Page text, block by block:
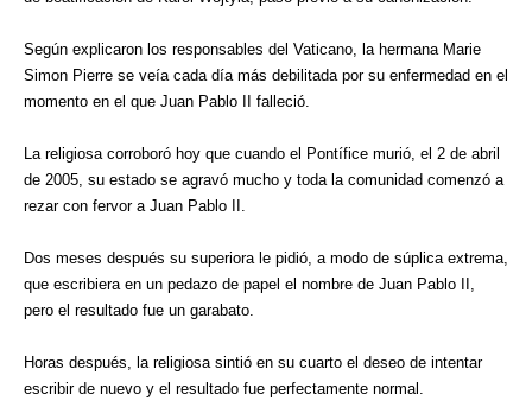
Según explicaron los responsables del Vaticano, la hermana Marie
Simon Pierre se veía cada día más debilitada por su enfermedad en el
momento en el que Juan Pablo II falleció.
La religiosa corroboró hoy que cuando el Pontífice murió, el 2 de abril
de 2005, su estado se agravó mucho y toda la comunidad comenzó a
rezar con fervor a Juan Pablo II.
Dos meses después su superiora le pidió, a modo de súplica extrema,
que escribiera en un pedazo de papel el nombre de Juan Pablo II,
pero el resultado fue un garabato.
Horas después, la religiosa sintió en su cuarto el deseo de intentar
escribir de nuevo y el resultado fue perfectamente normal.